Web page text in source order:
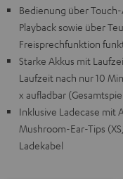
Bedienung über
Playback sowie über
Freisprechfunktion
Starke Akkus mit
Laufzeit nach nur 10
x aufladbar
Inklusive Ladecase mit
Mushroom-Ear-Tips
Ladekabel